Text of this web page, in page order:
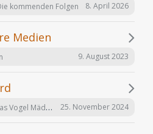
kommenden Folgen 8. April 2026
Medien
9. August 2023
Wer oder was Ist Carlotta Das Vogel Mädchen 25. November 2024